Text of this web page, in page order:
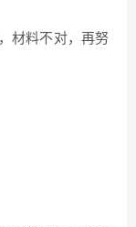
材料不对，再努